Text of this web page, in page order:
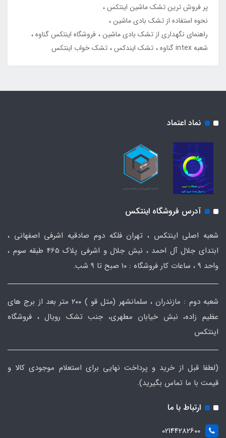
پر فروش ترین تشک ماشین اینتکس
نحوه استفاده از تشک بادی ماشین
راهنمای نگهداری از تشک بادی ماشین فروشگاه اینتکس گناوه
شعبه intex گناوه
تشک ایندکس تشک خواب اینتکس
نماد اعتماد
آدرس فروشگاه اینتکس
شعبه اصلی اینتکس ، تهران فلکه دوم صادقیه اشرفی اصفهانی ،
ابتدای جلال آل احمد ، نبش جلال و اشرفی پلاک 465 طبقه سوم ،
واحد ۹ ، ساعات کار فروشگاه : ۱۰ صبح تا ۹ شب.
شعبه دوم : مازندران ، سلمانشهر (متل قو ) ۲۰۰ متر بعد از برج های
عظیم زاده، نبش خیابان مطهری، جنب تشک رویال ، فروشگاه
اینتکس
(لطفا قبل از خرید و پرداخت نهایی برای استعلام موجودی کالا و
قیمت با ما تماس بگیرید).
ارتباط با ما
02144282600